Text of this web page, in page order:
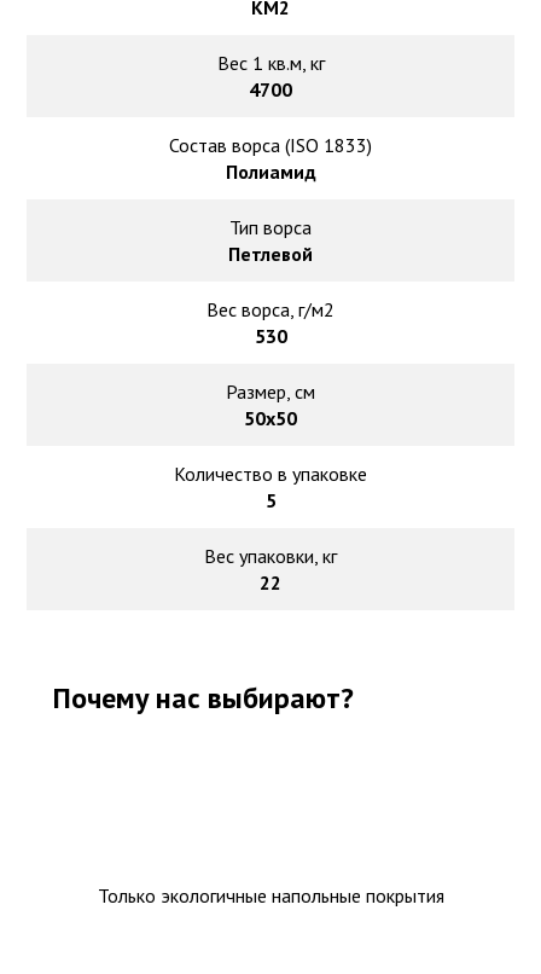
КМ2
Вес 1 кв.м, кг
4700
Состав ворса (ISO 1833)
Полиамид
Тип ворса
Петлевой
Вес ворса, г/м2
530
Размер, см
50х50
Количество в упаковке
5
Вес упаковки, кг
22
Почему нас выбирают?
Только экологичные напольные покрытия